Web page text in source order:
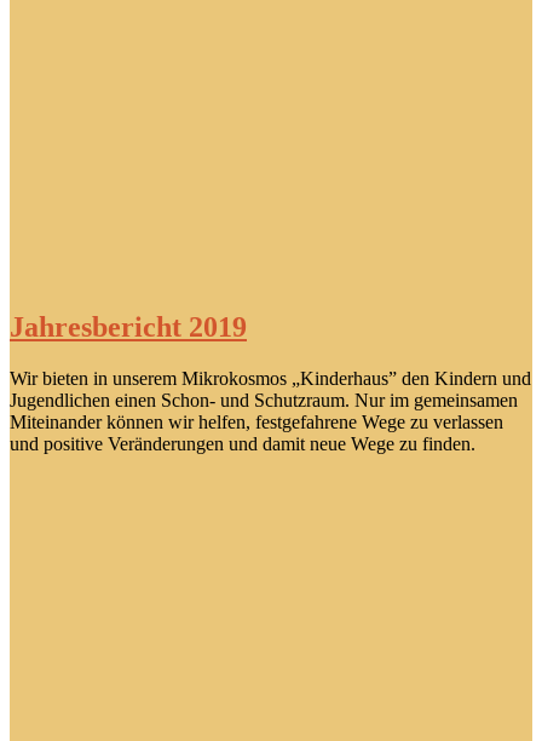
Jahresbericht 2019
Wir bieten in unserem Mikrokosmos „Kinderhaus” den Kindern und
Jugendlichen einen Schon- und Schutzraum. Nur im gemeinsamen
Miteinander können wir helfen, festgefahrene Wege zu verlassen
und positive Veränderungen und damit neue Wege zu finden.